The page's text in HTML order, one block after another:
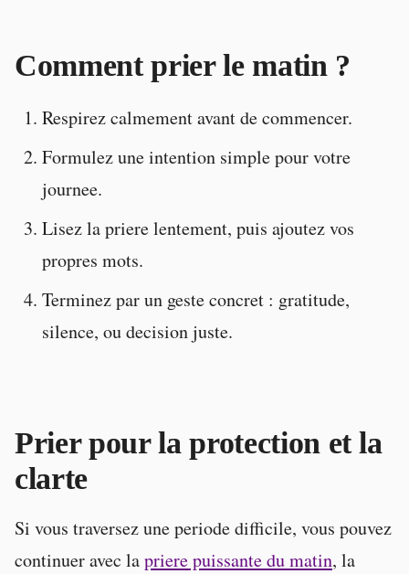
Comment prier le matin ?
Respirez calmement avant de commencer.
Formulez une intention simple pour votre
journee.
Lisez la priere lentement, puis ajoutez vos
propres mots.
Terminez par un geste concret : gratitude,
silence, ou decision juste.
Prier pour la protection et la
clarte
Si vous traversez une periode difficile, vous pouvez
continuer avec lapriere puissante du matin, la